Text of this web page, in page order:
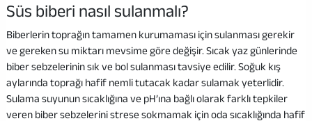
Süs biberi nasıl sulanmalı?
Biberlerin toprağın tamamen kurumaması için sulanması gerekir
ve gereken su miktarı mevsime göre değişir. Sıcak yaz günlerinde
biber sebzelerinin sık ve bol sulanması tavsiye edilir. Soğuk kış
aylarında toprağı hafif nemli tutacak kadar sulamak yeterlidir.
Sulama suyunun sıcaklığına ve pH’ına bağlı olarak farklı tepkiler
veren biber sebzelerini strese sokmamak için oda sıcaklığında hafif